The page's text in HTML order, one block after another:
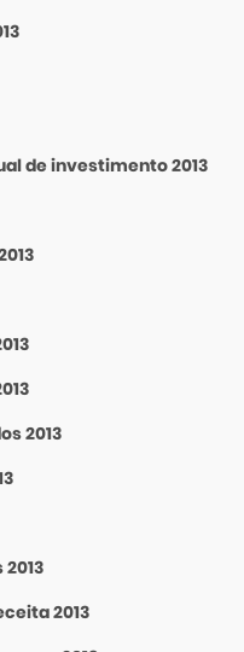
de investimento 2013
2013
2013